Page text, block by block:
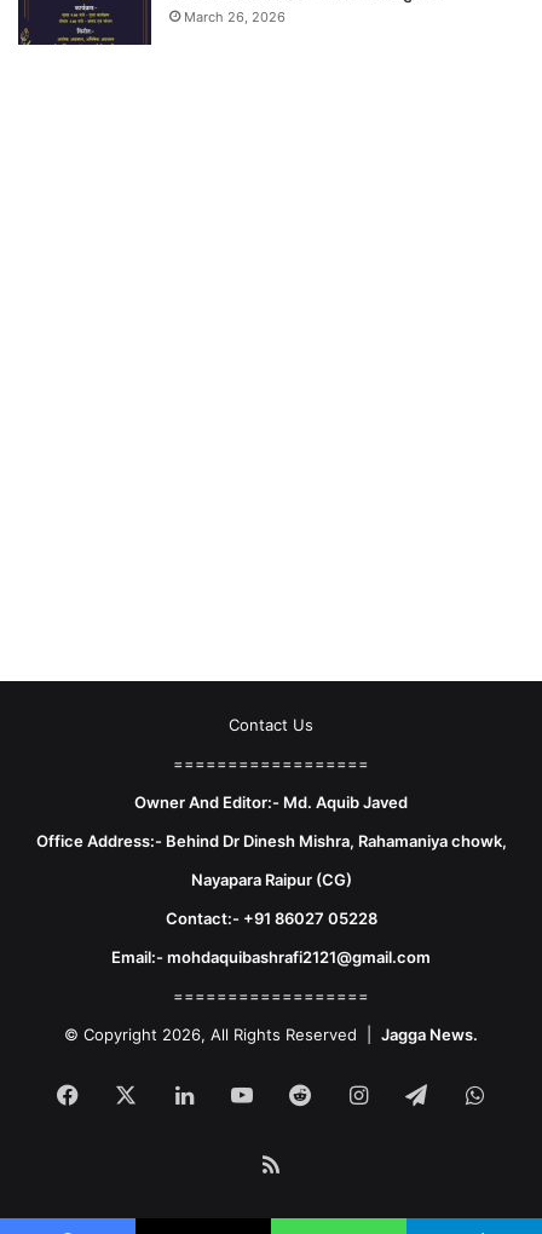
March 26, 2026
Contact Us
==================
Owner And Editor:- Md. Aquib Javed
Office Address:- Behind Dr Dinesh Mishra, Rahamaniya chowk,
Nayapara Raipur (CG)
Contact:- +91 86027 05228
Email:- mohdaquibashrafi2121@gmail.com
==================
© Copyright 2026, All Rights Reserved | Jagga News.
Facebook LinkedInYouTubeRedditInstagram
Telegram
RSS